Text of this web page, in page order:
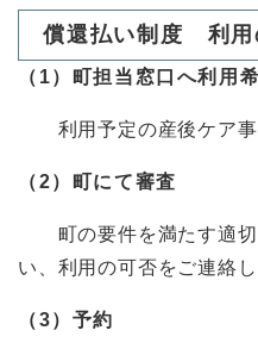
償還払い制度 利用
（1）町担当窓口へ利用
利用予定の産後ケア事
（2）町にて審査
町の要件を満たす適切
い、利用の可否をご連絡
（3）予約